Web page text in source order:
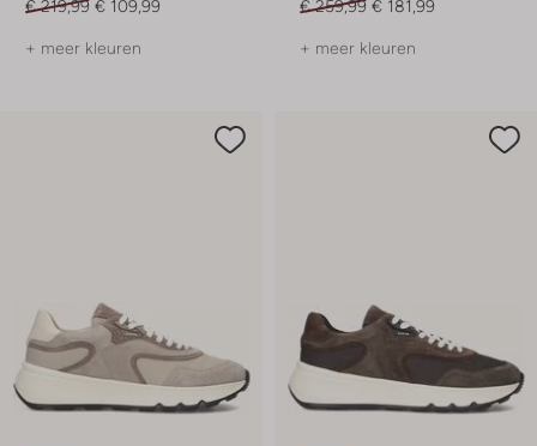
€ 219,99 € 109,99
+ meer kleuren
€ 259,99 € 181,99
+ meer kleuren